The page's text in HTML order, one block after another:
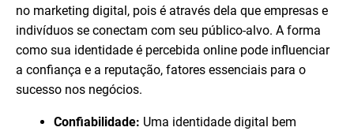
no marketing digital, pois é através dela que empresas e
indivíduos se conectam com seu público-alvo. A forma
como sua identidade é percebida online pode influenciar
a confiança e a reputação, fatores essenciais para o
sucesso nos negócios.
Confiabilidade: Uma identidade digital bem